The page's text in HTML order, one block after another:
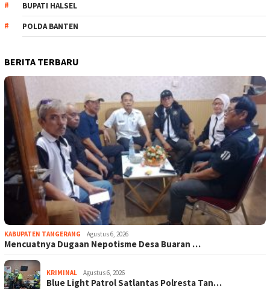
BUPATI HALSEL
POLDA BANTEN
BERITA TERBARU
KABUPATEN TANGERANG Agustus 6, 2026
Mencuatnya Dugaan Nepotisme Desa Buaran …
KRIMINAL Agustus 6, 2026
Blue Light Patrol Satlantas Polresta Tan…